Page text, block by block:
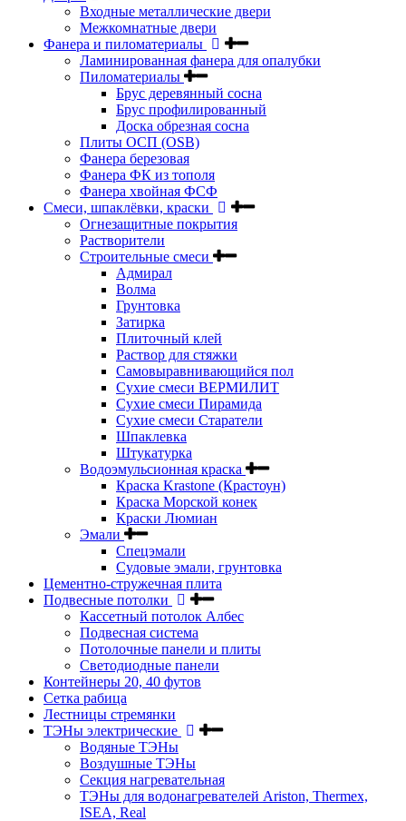
Входные металлические двери
Межкомнатные двери
Фанера и пиломатериалы
Ламинированная фанера для опалубки
Пиломатериалы
Брус деревянный сосна
Брус профилированный
Доска обрезная сосна
Плиты ОСП (OSB)
Фанера березовая
Фанера ФК из тополя
Фанера хвойная ФСФ
Смеси, шпаклёвки, краски
Огнезащитные покрытия
Растворители
Строительные смеси
Адмирал
Волма
Грунтовка
Затирка
Плиточный клей
Раствор для стяжки
Самовыравнивающийся пол
Сухие смеси ВЕРМИЛИТ
Сухие смеси Пирамида
Сухие смеси Старатели
Шпаклевка
Штукатурка
Водоэмульсионная краска
Краска Krastone (Крастоун)
Краска Морской конек
Краски Люмиан
Эмали
Спецэмали
Судовые эмали, грунтовка
Цементно-стружечная плита
Подвесные потолки
Кассетный потолок Албес
Подвесная система
Потолочные панели и плиты
Светодиодные панели
Контейнеры 20, 40 футов
Сетка рабица
Лестницы стремянки
ТЭНы электрические
Водяные ТЭНы
Воздушные ТЭНы
Секция нагревательная
ТЭНы для водонагревателей Ariston, Thermex,
ISEA, Real